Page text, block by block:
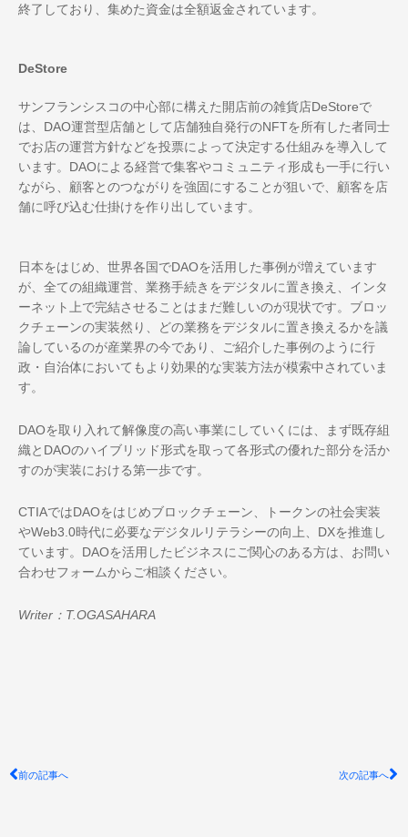
終了しており、集めた資金は全額返金されています。
DeStore
サンフランシスコの中心部に構えた開店前の雑貨店DeStoreで
は、DAO運営型店舗として店舗独自発行のNFTを所有した者同士
でお店の運営方針などを投票によって決定する仕組みを導入して
います。DAOによる経営で集客やコミュニティ形成も一手に行い
ながら、顧客とのつながりを強固にすることが狙いで、顧客を店
舗に呼び込む仕掛けを作り出しています。
日本をはじめ、世界各国でDAOを活用した事例が増えています
が、全ての組織運営、業務手続きをデジタルに置き換え、インタ
ーネット上で完結させることはまだ難しいのが現状です。ブロッ
クチェーンの実装然り、どの業務をデジタルに置き換えるかを議
論しているのが産業界の今であり、ご紹介した事例のように行
政・自治体においてもより効果的な実装方法が模索中されていま
す。
DAOを取り入れて解像度の高い事業にしていくには、まず既存組
織とDAOのハイブリッド形式を取って各形式の優れた部分を活か
すのが実装における第一歩です。
CTIAではDAOをはじめブロックチェーン、トークンの社会実装
やWeb3.0時代に必要なデジタルリテラシーの向上、DXを推進し
ています。DAOを活用したビジネスにご関心のある方は、お問い
合わせフォームからご相談ください。
Writer：T.OGASAHARA
Prev
前の記事へ 次の記事へ